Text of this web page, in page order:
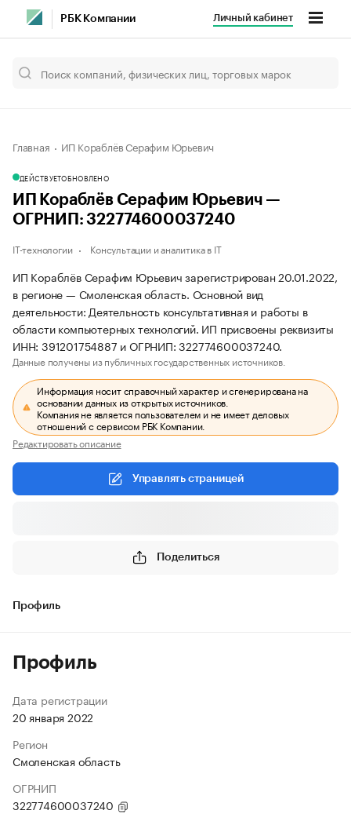
РБК Компании Личный кабинет
Главная ИП Кораблёв Серафим Юрьевич
ДЕЙСТВУЕТОБНОВЛЕНО
ИП Кораблёв Серафим Юрьевич —
ОГРНИП: 322774600037240
IT-технологии Консультации и аналитика в IT
ИП Кораблёв Серафим Юрьевич зарегистрирован 20.01.2022,
в регионе — Смоленская область. Основной вид
деятельности: Деятельность консультативная и работы в
области компьютерных технологий. ИП присвоены реквизиты
ИНН: 391201754887 и ОГРНИП: 322774600037240.
Данные получены из публичных государственных источников.
Информация носит справочный характер и сгенерирована на
основании данных из открытых источников.
Компания не является пользователем и не имеет деловых
отношений с сервисом РБК Компании.
Редактировать описание
Управлять страницей
Поделиться
Профиль
Профиль
Дата регистрации
20 января 2022
Регион
Смоленская область
ОГРНИП
322774600037240